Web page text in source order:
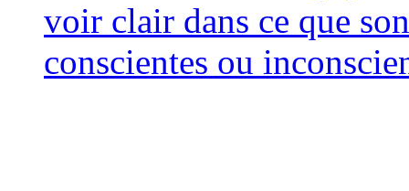
voir clair dans ce que
conscientes ou